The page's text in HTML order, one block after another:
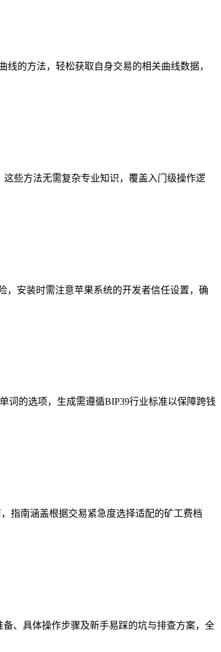
的方法，轻松获取自身交易的相关曲线数据，
些方法无需复杂专业知识，覆盖入门级操作逻
，安装时需注意苹果系统的开发者信任设置，确
词的选项，生成需遵循BIP39行业标准以保障跨钱
指南涵盖根据交易紧急度选择适配的矿工费档
、具体操作步骤及新手易踩的坑与排查方案，全